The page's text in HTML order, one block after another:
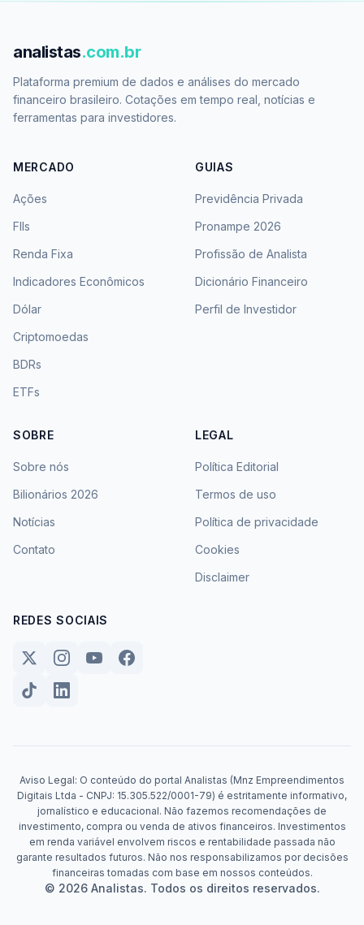
analistas.com.br
Plataforma premium de dados e análises do mercado
financeiro brasileiro. Cotações em tempo real, notícias e
ferramentas para investidores.
MERCADO
Ações
FIIs
Renda Fixa
Indicadores Econômicos
Dólar
Criptomoedas
BDRs
ETFs
GUIAS
Previdência Privada
Pronampe 2026
Profissão de Analista
Dicionário Financeiro
Perfil de Investidor
SOBRE
Sobre nós
Bilionários 2026
Notícias
Contato
LEGAL
Política Editorial
Termos de uso
Política de privacidade
Cookies
Disclaimer
REDES SOCIAIS
Aviso Legal: O conteúdo do portal Analistas (Mnz Empreendimentos
Digitais Ltda - CNPJ: 15.305.522/0001-79) é estritamente informativo,
jornalístico e educacional. Não fazemos recomendações de
investimento, compra ou venda de ativos financeiros. Investimentos
em renda variável envolvem riscos e rentabilidade passada não
garante resultados futuros. Não nos responsabilizamos por decisões
financeiras tomadas com base em nossos conteúdos.
© 2026 Analistas. Todos os direitos reservados.